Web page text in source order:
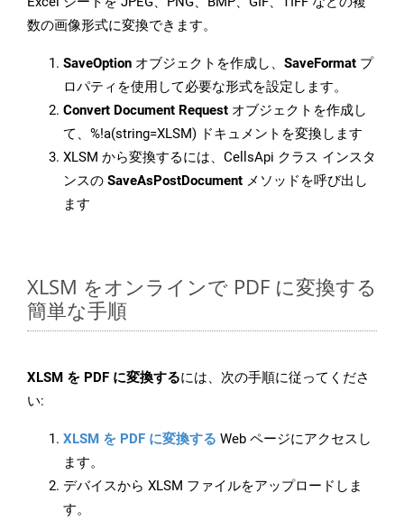
数の画像形式に変換できます。
SaveOption オブジェクトを作成し、 SaveFormat プ
ロパティを使用して必要な形式を設定します。
Convert Document Request オブジェクトを作成し
て、%!a(string=XLSM) ドキュメントを変換します
XLSM から変換するには、CellsApi クラス インスタ
ンスの SaveAsPostDocument メソッドを呼び出し
ます
XLSM をオンラインで PDF に変換する
簡単な手順
XLSM を PDF に変換するには、次の手順に従ってくださ
い:
XLSM を PDF に変換する Web ページにアクセスし
ます。
デバイスから XLSM ファイルをアップロードしま
す。